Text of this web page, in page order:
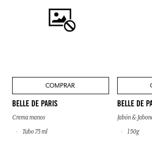
COMPRAR
BELLE DE PARIS
Crema manos
Tubo 75 ml
BELLE DE
Jabón &
150g